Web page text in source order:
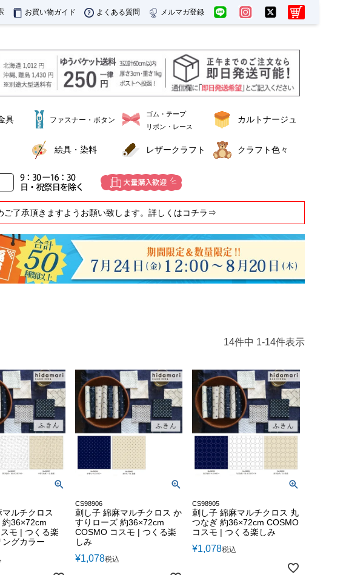
お買い物ガイド よくある質問 メルマガ登録
具 ファスナー・ボタン
ゴム・テープ
リボン・レース
カルトナージュ
絵具・染料 レザークラフト クラフト色々
了承頂きますようお願い致します。詳しくはコチラ⇒
14件中 1-14件表示
マルチクロス
約36×72cm
モ | つくる楽
ングカラー
CS98906
刺し子 綿麻マルチクロス か
すりローズ 約36×72cm
COSMO コスモ | つくる楽
しみ
¥1,078税込
CS98905
刺し子 綿麻マルチクロス 丸
つなぎ 約36×72cm COSMO
コスモ | つくる楽しみ
¥1,078税込